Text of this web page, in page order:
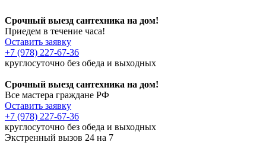
Срочный выезд сантехника на дом!
Приедем в течение часа!
Оставить заявку
+7 (978) 227-67-36
круглосуточно без обеда и выходных
Срочный выезд сантехника на дом!
Все мастера граждане РФ
Оставить заявку
+7 (978) 227-67-36
круглосуточно без обеда и выходных
Экстренный вызов 24 на 7